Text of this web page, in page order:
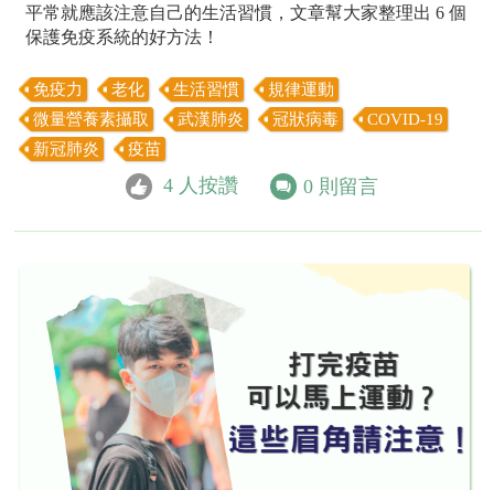
平常就應該注意自己的生活習慣，文章幫大家整理出 6 個
保護免疫系統的好方法！
免疫力 老化 生活習慣
規律運動
微量營養素攝取
武漢肺炎 冠狀病毒
COVID-19
新冠肺炎
疫苗
4 人按讚 0 則留言